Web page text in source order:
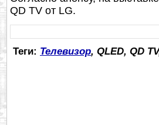
QD TV от LG.
Теги: Телевизор, QLED, QD